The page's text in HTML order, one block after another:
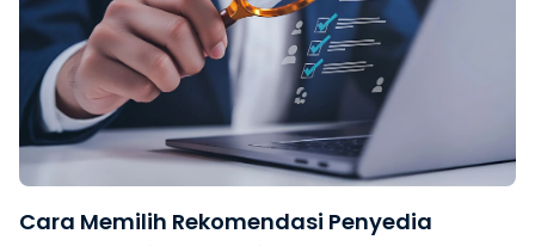
Cara Memilih Rekomendasi Penyedia